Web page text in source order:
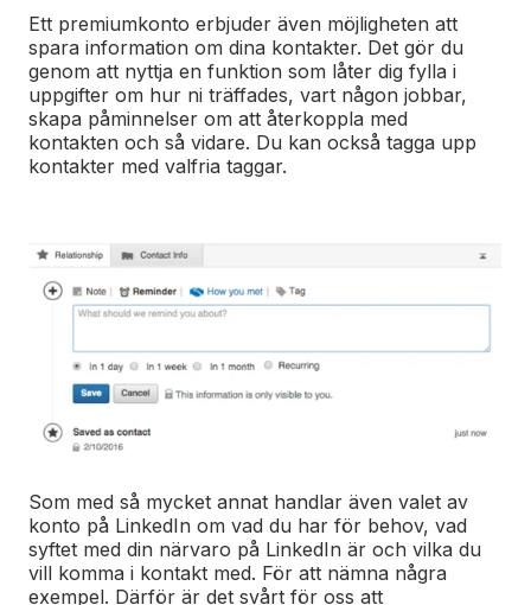
Ett premiumkonto erbjuder även möjligheten att
spara information om dina kontakter. Det gör du
genom att nyttja en funktion som låter dig fylla i
uppgifter om hur ni träffades, vart någon jobbar,
skapa påminnelser om att återkoppla med
kontakten och så vidare. Du kan också tagga upp
kontakter med valfria taggar.
Som med så mycket annat handlar även valet av
konto på LinkedIn om vad du har för behov, vad
syftet med din närvaro på LinkedIn är och vilka du
vill komma i kontakt med. För att nämna några
exempel. Därför är det svårt för oss att